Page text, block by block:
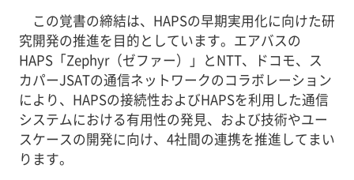
この覚書の締結は、HAPSの早期実用化に向けた研
究開発の推進を目的としています。エアバスの
HAPS「Zephyr（ゼファー）」とNTT、ドコモ、ス
カパーJSATの通信ネットワークのコラボレーション
により、HAPSの接続性およびHAPSを利用した通信
システムにおける有用性の発見、および技術やユー
スケースの開発に向け、4社間の連携を推進してまい
ります。